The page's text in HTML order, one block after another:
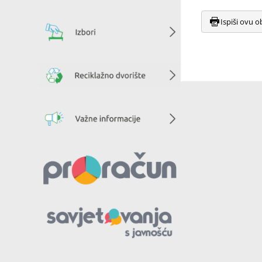
Ispiši ovu